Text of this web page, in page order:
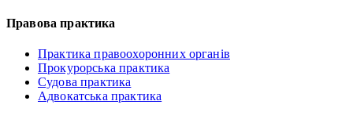
Правова практика
Практика правоохоронних органів
Прокурорська практика
Судова практика
Адвокатська практика